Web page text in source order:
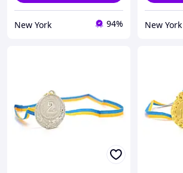
New York 94% New York